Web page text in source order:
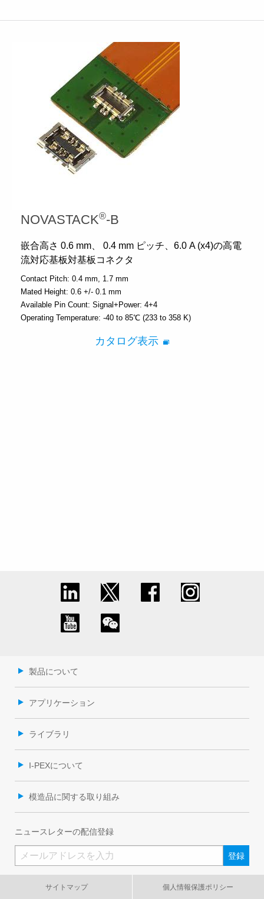
NOVASTACK®-B
嵌合高さ 0.6 mm、 0.4 mm ピッチ、6.0 A (x4)の高電
流対応基板対基板コネクタ
Contact Pitch: 0.4 mm
1.7 mm
Mated Height: 0.6 +/- 0.1 mm
Available Pin Count: Signal+Power: 4+4
Operating Temperature: -40 to 85℃ (233 to 358 K)
カタログ表示
製品について
アプリケーション
ライブラリ
I-PEXについて
模造品に関する取り組み
ニュースレターの配信登録
サイトマップ 個人情報保護ポリシー